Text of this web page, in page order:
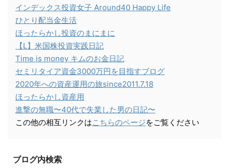
インデックス投資女子 Around40 Happy Life
ひとり配当金生活
ほったらかし投資のまにまに
【L】米国株投資実践日記
Time is money キムのお金日記
セミリタイア資金3000万円を目指すブログ
2020年への資産運用の旅since2011.7.18
ほったらかし資産用
進撃の無職〜40代で失業した男の日記〜
この他の相互リンクはこちらのページをご覧ください
ブログ内検索